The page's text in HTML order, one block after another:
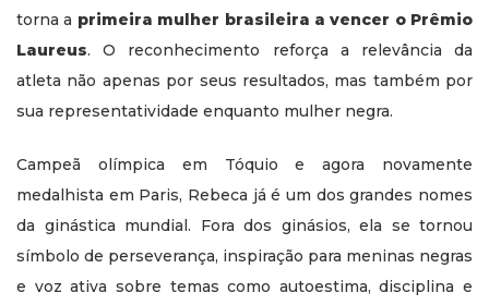
torna a primeira mulher brasileira a vencer o Prêmio
Laureus. O reconhecimento reforça a relevância da
atleta não apenas por seus resultados, mas também por
sua representatividade enquanto mulher negra.
Campeã olímpica em Tóquio e agora novamente
medalhista em Paris, Rebeca já é um dos grandes nomes
da ginástica mundial. Fora dos ginásios, ela se tornou
símbolo de perseverança, inspiração para meninas negras
e voz ativa sobre temas como autoestima, disciplina e